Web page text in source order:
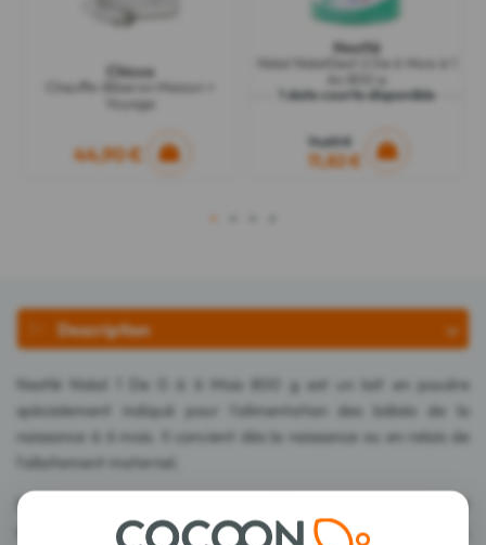
Chicco
Chauffe-Biberon Maison +
Voyage
44,90 €
Nestlé
Nidal NidalGest 2 De 6 Mois à 1
1 date courte disponible
14,60 €
11,82 €
1
Description
Nestlé Nidal 1 De 0 à 6 Mois 800 g est un lait en poudre
spécialement indiqué pour l'alimentation des bébés de la
naissance à 6 mois. Il convient dès la naissance ou en relais de
l'allaitement maternel.
Dans les 6 premiers mois de sa vie, Bébé évolue chaque jour et
se prépare pour ses prochaines aventures. Pour l'accompagner,